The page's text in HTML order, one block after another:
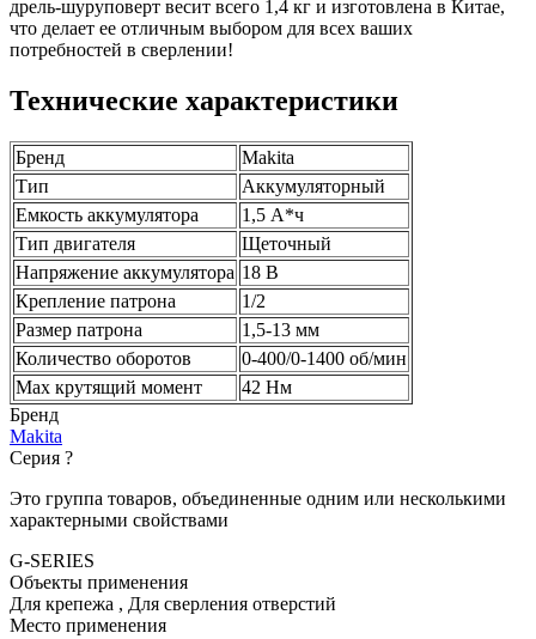
дрель-шуруповерт весит всего 1,4 кг и изготовлена в Китае,
что делает ее отличным выбором для всех ваших
потребностей в сверлении!
Технические характеристики
Бренд
Makita
Тип
Аккумуляторный
Емкость аккумулятора
1,5 А*ч
Тип двигателя
Щеточный
Напряжение аккумулятора 18 В
Крепление патрона
1/2
Размер патрона
1,5-13 мм
Количество оборотов
0-400/0-1400 об/мин
Max крутящий момент
42 Нм
Бренд
Makita
Серия ?
Это группа товаров, объединенные одним или несколькими
характерными свойствами
G-SERIES
Объекты применения
Для крепежа , Для сверления отверстий
Место применения